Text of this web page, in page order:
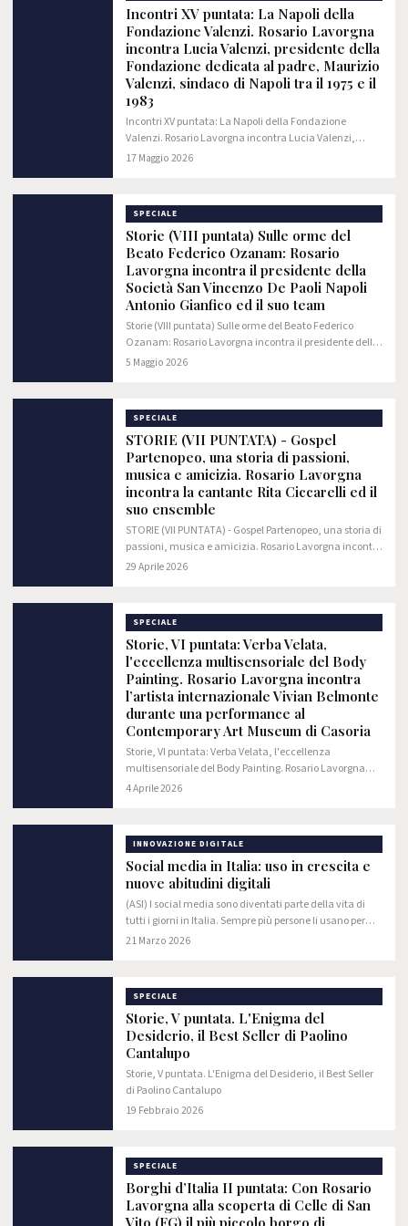
Incontri XV puntata: La Napoli della
Fondazione Valenzi. Rosario Lavorgna
incontra Lucia Valenzi, presidente della
Fondazione dedicata al padre, Maurizio
Valenzi, sindaco di Napoli tra il 1975 e il
1983
Incontri XV puntata: La Napoli della Fondazione
Valenzi. Rosario Lavorgna incontra Lucia Valenzi,
presidente della Fondazione dedicata al padre,
17 Maggio 2026
SPECIALE
Storie (VIII puntata) Sulle orme del
Beato Federico Ozanam: Rosario
Lavorgna incontra il presidente della
Società San Vincenzo De Paoli Napoli
Antonio Gianfico ed il suo team
Storie (VIII puntata) Sulle orme del Beato Federico
Ozanam: Rosario Lavorgna incontra il presidente della
Società San Vincenzo De Paoli Napoli Antonio Gianfico
5 Maggio 2026
SPECIALE
STORIE (VII PUNTATA) - Gospel
Partenopeo, una storia di passioni,
musica e amicizia. Rosario Lavorgna
incontra la cantante Rita Ciccarelli ed il
suo ensemble
STORIE (VII PUNTATA) - Gospel Partenopeo, una storia di
passioni, musica e amicizia. Rosario Lavorgna incontra
la cantante Rita Ciccarelli ed il suo ensemble
29 Aprile 2026
SPECIALE
Storie, VI puntata: Verba Velata,
l'eccellenza multisensoriale del Body
Painting. Rosario Lavorgna incontra
l’artista internazionale Vivian Belmonte
durante una performance al
Contemporary Art Museum di Casoria
Storie, VI puntata: Verba Velata, l'eccellenza
multisensoriale del Body Painting. Rosario Lavorgna
incontra l’artista internazionale Vivian Belmonte
4 Aprile 2026
INNOVAZIONE DIGITALE
Social media in Italia: uso in crescita e
nuove abitudini digitali
(ASI) I social media sono diventati parte della vita di
tutti i giorni in Italia. Sempre più persone li usano per
comunicare, informarsi e passare il tempo, e questo sta
21 Marzo 2026
SPECIALE
Storie, V puntata. L'Enigma del
Desiderio, il Best Seller di Paolino
Cantalupo
Storie, V puntata. L'Enigma del Desiderio, il Best Seller
di Paolino Cantalupo
19 Febbraio 2026
SPECIALE
Borghi d’Italia II puntata: Con Rosario
Lavorgna alla scoperta di Celle di San
Vito (FG) il più piccolo borgo di